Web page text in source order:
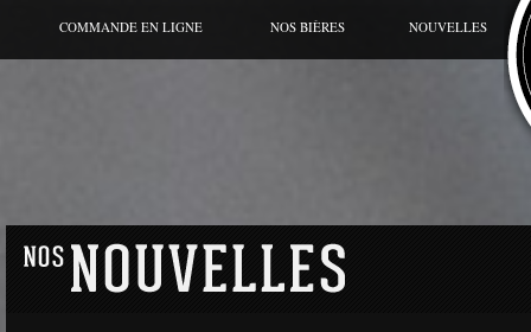
COMMANDE EN LIGNE NOS BIÈRES
GAMME RÉGULIÈRE
NOUVELLES